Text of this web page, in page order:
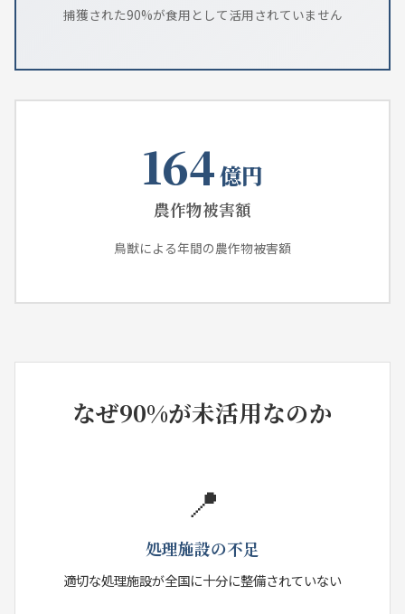
捕獲された90%が食用として活用されていません
164億円
農作物被害額
鳥獣による年間の農作物被害額
なぜ90%が未活用なのか
📍
処理施設の不足
適切な処理施設が全国に十分に整備されていない